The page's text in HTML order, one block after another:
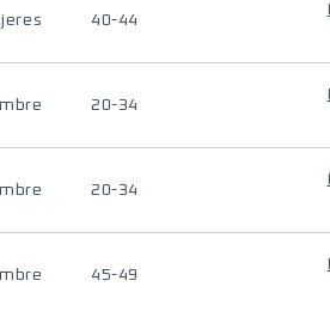
40-44
20-34
20-34
45-49